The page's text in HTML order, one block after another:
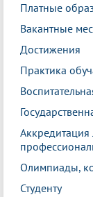
Платные
Вакантные
Достижения
Практика
Олимпиады,
Студенту